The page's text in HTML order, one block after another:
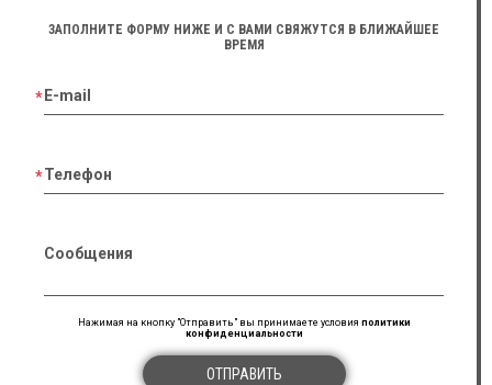
ЗАПОЛНИТЕ ФОРМУ НИЖЕ И С ВАМИ СВЯЖУТСЯ В БЛИЖАЙШЕЕ
ВРЕМЯ
E-mail
Телефон
Сообщения
Нажимая на кнопку "Отправить" вы принимаете условия политики
конфиденциальности
ОТПРАВИТЬ